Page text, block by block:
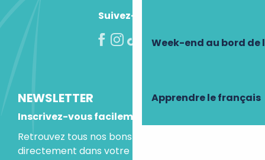
Week-end au bord de
Apprendre le français
Suivez-nous !
NEWSLETTER
Inscrivez-vous facilement
Retrouvez tous nos bons plans et idées séjours
directement dans votre boite mail.